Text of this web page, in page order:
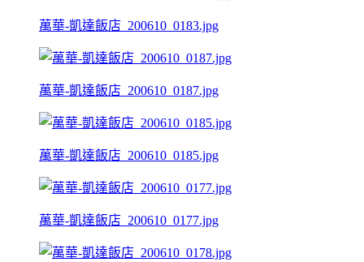
萬華-凱達飯店_200610_0183.jpg
萬華-凱達飯店_200610_0187.jpg
萬華-凱達飯店_200610_0185.jpg
萬華-凱達飯店_200610_0177.jpg